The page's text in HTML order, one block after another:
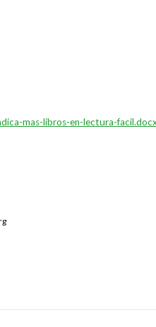
mas-libros-en-lectura-